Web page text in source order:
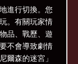
進行切換。您
。有關玩家情
品、戰歷、遊
不會導致劇情
爾森的迷宮」